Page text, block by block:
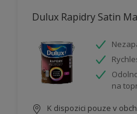
Dulux Rapidry Satin
na
K dispozici pouze v